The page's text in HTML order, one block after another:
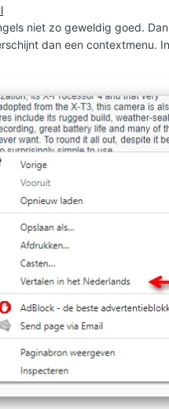
niet zo geweldig goed.
dan een contextmenu.